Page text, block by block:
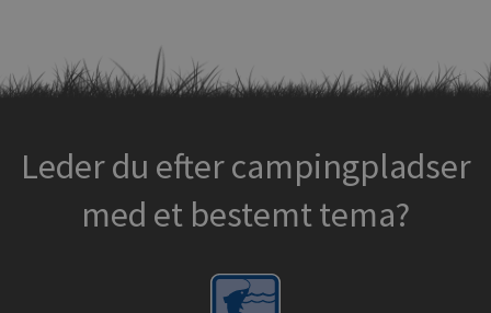
Leder du efter campingpladser
med et bestemt tema?